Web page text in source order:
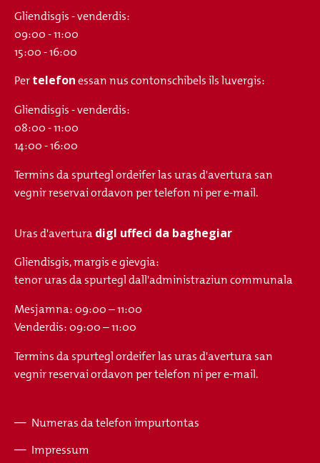
Gliendisgis - venderdis:
09:00 - 11:00
15:00 - 16:00
Pertelefonessan nus contonschibels ils luvergis:
Gliendisgis - venderdis:
08:00 - 11:00
14:00 - 16:00
Termins da spurtegl ordeifer las uras d'avertura san
vegnir reservai ordavon per telefon ni per e-mail.
Uras d'averturadigl uffeci da baghegiar
Gliendisgis, margis e gievgia:
tenor uras da spurtegl dall'administraziun communala
Mesjamna: 09:00 – 11:00
Venderdis: 09:00 – 11:00
Termins da spurtegl ordeifer las uras d'avertura san
vegnir reservai ordavon per telefon ni per e-mail.
Numeras da telefon impurtontas
Impressum